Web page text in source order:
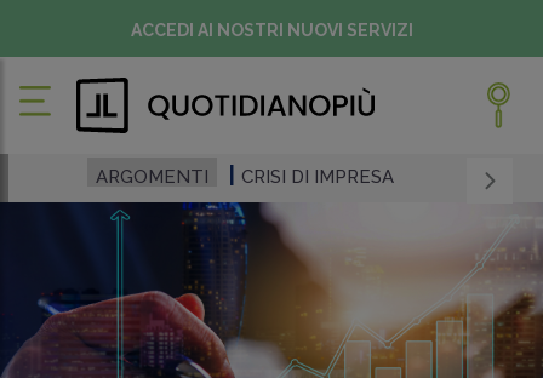
ACCEDI AI NOSTRI NUOVI SERVIZI
ARGOMENTI CRISI DI IMPRESA